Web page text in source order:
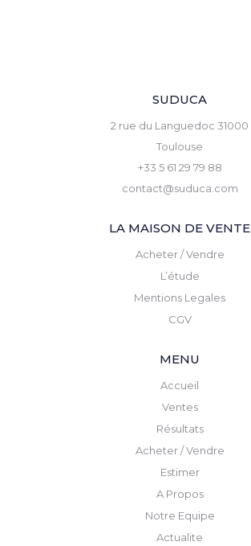
SUDUCA
2 rue du Languedoc 31000
Toulouse
+33 5 61 29 79 88
contact@suduca.com
LA MAISON DE VENTE
Acheter / Vendre
L’étude
Mentions Legales
CGV
MENU
Accueil
Ventes
Résultats
Acheter / Vendre
Estimer
A Propos
Notre Equipe
Actualite